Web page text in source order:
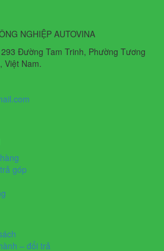
NGHIỆP AUTOVINA
Đường Tam Trinh, Phường Tương
Việt Nam.
góp
– đổi trả